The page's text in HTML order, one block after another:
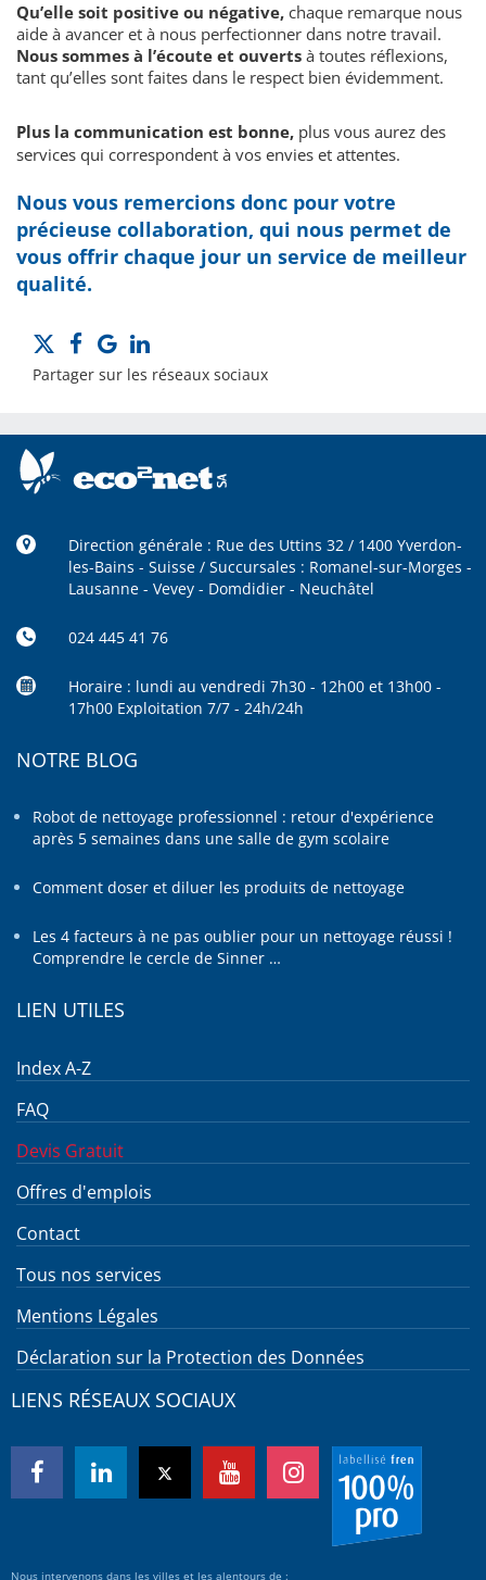
Qu’elle soit positive ou négative, chaque remarque nous
aide à avancer et à nous perfectionner dans notre travail.
Nous sommes à l’écoute et ouverts à toutes réflexions,
tant qu’elles sont faites dans le respect bien évidemment.
Plus la communication est bonne, plus vous aurez des
services qui correspondent à vos envies et attentes.
Nous vous remercions donc pour votre
précieuse collaboration, qui nous permet de
vous offrir chaque jour un service de meilleur
qualité.
Partager sur les réseaux sociaux
Direction générale : Rue des Uttins 32 / 1400 Yverdon-
les-Bains - Suisse / Succursales : Romanel-sur-Morges -
Lausanne - Vevey - Domdidier - Neuchâtel
024 445 41 76
Horaire : lundi au vendredi 7h30 - 12h00 et 13h00 -
17h00 Exploitation 7/7 - 24h/24h
NOTRE BLOG
Robot de nettoyage professionnel : retour d'expérience
après 5 semaines dans une salle de gym scolaire
Comment doser et diluer les produits de nettoyage
Les 4 facteurs à ne pas oublier pour un nettoyage réussi !
Comprendre le cercle de Sinner …
LIEN UTILES
Index A-Z
FAQ
Devis Gratuit
Offres d'emplois
Contact
Tous nos services
Mentions Légales
Déclaration sur la Protection des Données
LIENS RÉSEAUX SOCIAUX
Nous intervenons dans les villes et les alentours de :